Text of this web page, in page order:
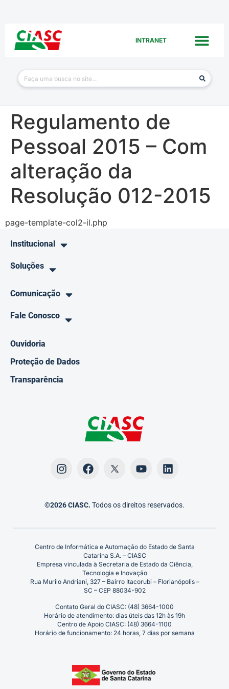
INTRANET
Regulamento de
Pessoal 2015 – Com
alteração da
Resolução 012-2015
page-template-col2-il.php
Institucional
Soluções
Comunicação
Fale Conosco
Ouvidoria
Proteção de Dados
Transparência
©2026 CIASC. Todos os direitos reservados.
Centro de Informática e Automação do Estado de Santa
Catarina S.A. – CIASC
Empresa vinculada à Secretaria de Estado da Ciência,
Tecnologia e Inovação
Rua Murilo Andriani, 327 – Bairro Itacorubi – Florianópolis –
SC – CEP 88034-902
Contato Geral do CIASC: (48) 3664-1000
Horário de atendimento: dias úteis das 12h às 19h
Centro de Apoio CIASC: (48) 3664-1100
Horário de funcionamento: 24 horas, 7 dias por semana